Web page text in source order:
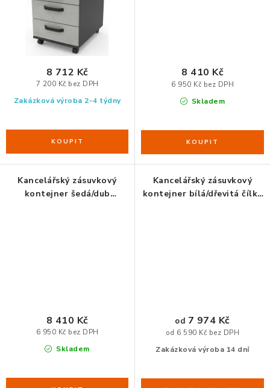
Zakázková výroba 2-4 týdny
7 200 Kč bez DPH
8 712 Kč
Skladem
6 950 Kč bez DPH
8 410 Kč
Kancelářský zásuvkový
kontejner šedá/dub
Skladem
6 950 Kč bez DPH
8 410 Kč
Kancelářský zásuvkový
kontejner bílá/dřevitá čílka
Zakázková výroba 14 dní
od 6 590 Kč bez DPH
od 7 974 Kč